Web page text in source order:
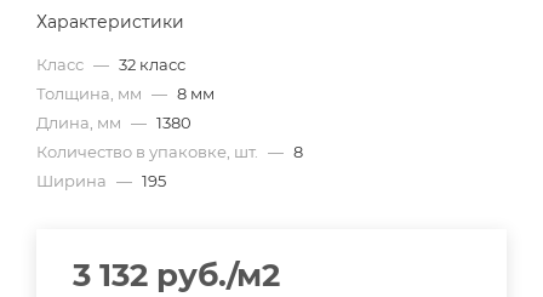
Характеристики
Класс — 32 класс
Толщина, мм — 8 мм
Длина, мм — 1380
Количество в упаковке, шт.
— 8
Ширина — 195
3 132 руб./м2